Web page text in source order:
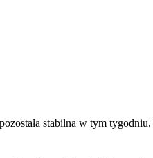
USDT jako zabezpieczenie
stabilna w tym tygodniu,